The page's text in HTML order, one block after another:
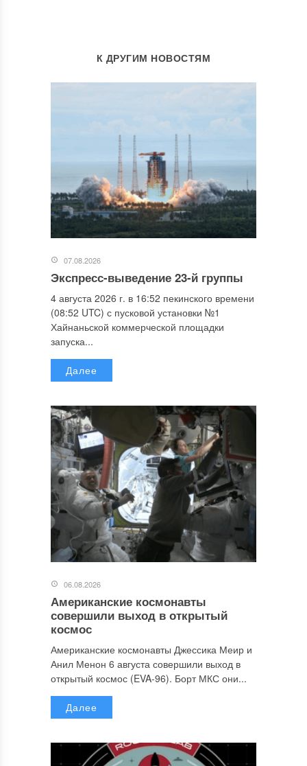
К ДРУГИМ НОВОСТЯМ
07.08.2026
Экспресс-выведение 23-й группы
4 августа 2026 г. в 16:52 пекинского времени
(08:52 UTC) с пусковой установки №1
Хайнаньской коммерческой площадки
запуска...
Далее
06.08.2026
Американские космонавты
совершили выход в открытый
космос
Американские космонавты Джессика Меир и
Анил Менон 6 августа совершили выход в
открытый космос (EVA-96). Борт МКС они...
Далее